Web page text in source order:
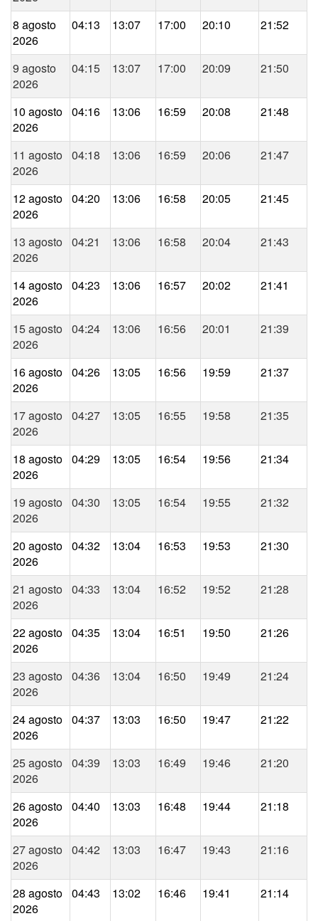
8 agosto
2026
04:13 13:07 17:00 20:10 21:52
9 agosto
2026
04:15 13:07 17:00 20:09 21:50
10 agosto
2026
04:16 13:06 16:59 20:08 21:48
11 agosto
2026
04:18 13:06 16:59 20:06 21:47
12 agosto
2026
04:20 13:06 16:58 20:05 21:45
13 agosto
2026
04:21 13:06 16:58 20:04 21:43
14 agosto
2026
04:23 13:06 16:57 20:02 21:41
15 agosto
2026
04:24 13:06 16:56 20:01 21:39
16 agosto
2026
04:26 13:05 16:56 19:59 21:37
17 agosto
2026
04:27 13:05 16:55 19:58 21:35
18 agosto
2026
04:29 13:05 16:54 19:56 21:34
19 agosto
2026
04:30 13:05 16:54 19:55 21:32
20 agosto
2026
04:32 13:04 16:53 19:53 21:30
21 agosto
2026
04:33 13:04 16:52 19:52 21:28
22 agosto
2026
04:35 13:04 16:51 19:50 21:26
23 agosto
2026
04:36 13:04 16:50 19:49 21:24
24 agosto
2026
04:37 13:03 16:50 19:47 21:22
25 agosto
2026
04:39 13:03 16:49 19:46 21:20
26 agosto
2026
04:40 13:03 16:48 19:44 21:18
27 agosto
2026
04:42 13:03 16:47 19:43 21:16
28 agosto
2026
04:43 13:02 16:46 19:41 21:14